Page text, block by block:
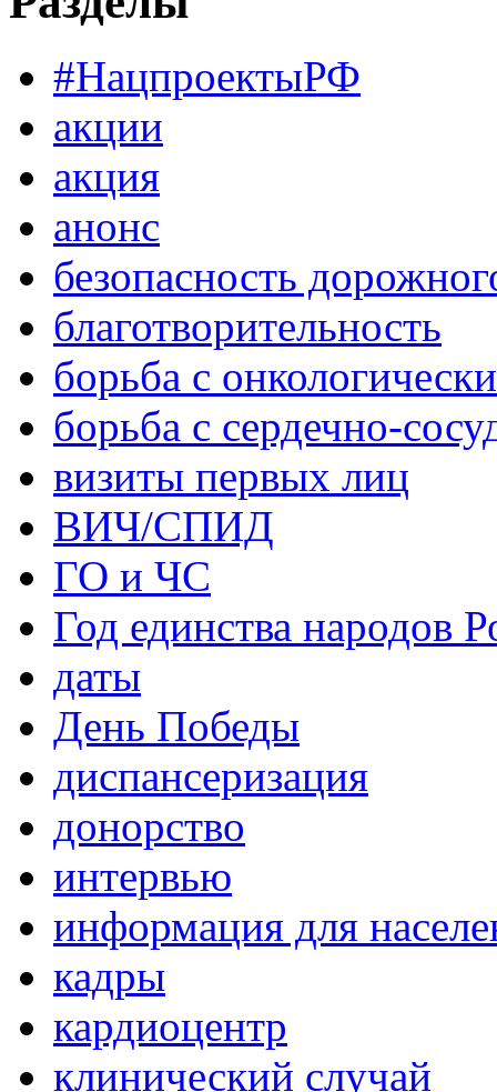
#НацпроектыРФ
акции
акция
анонс
безопасность
благотворительность
борьба с
борьба с сердечно-
визиты первых лиц
ВИЧ/СПИД
ГО и ЧС
Год единства народов
даты
День Победы
диспансеризация
донорство
интервью
информация для
кадры
кардиоцентр
клинический случай